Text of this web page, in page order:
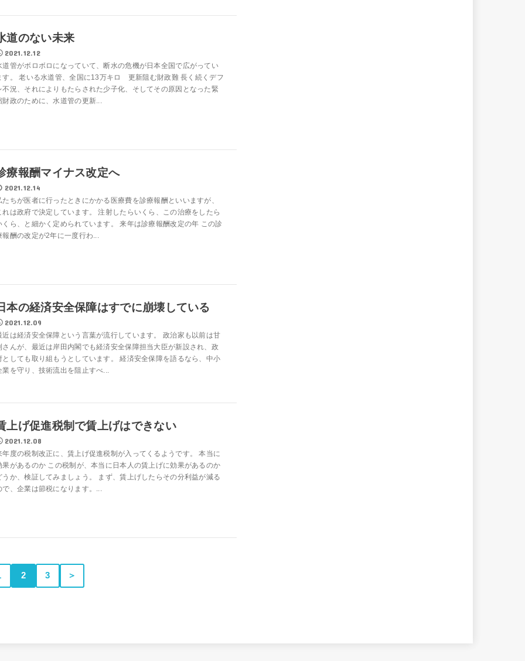
道のない未来
2021.12.12
道管がボロボロになっていて、断水の危機が日本全国で広がってい
す。 老いる水道管、全国に13万キロ 更新阻む財政難 長く続くデフ
不況、それによりもたらされた少子化、そしてその原因となった緊
財政のために、水道管の更新...
療報酬マイナス改定へ
2021.12.14
たちが医者に行ったときにかかる医療費を診療報酬といいますが、
れは政府で決定しています。 注射したらいくら、この治療をしたら
くら、と細かく定められています。 来年は診療報酬改定の年 この診
報酬の改定が2年に一度行わ...
本の経済安全保障はすでに崩壊している
2021.12.09
近は経済安全保障という言葉が流行しています。 政治家も以前は甘
さんが、最近は岸田内閣でも経済安全保障担当大臣が新設され、政
としても取り組もうとしています。 経済安全保障を語るなら、中小
業を守り、技術流出を阻止すべ...
上げ促進税制で賃上げはできない
2021.12.08
年度の税制改正に、賃上げ促進税制が入ってくるようです。 本当に
果があるのか この税制が、本当に日本人の賃上げに効果があるのか
うか、検証してみましょう。 まず、賃上げしたらその分利益が減る
で、企業は節税になります。...
2 3 ＞